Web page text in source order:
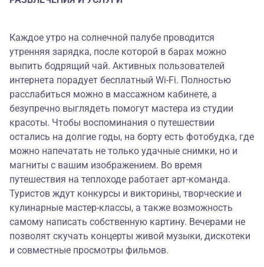
Каждое утро на солнечной палубе проводится
утренняя зарядка, после которой в барах можно
выпить бодрящий чай. Активных пользователей
интернета порадует бесплатный Wi-Fi. Полностью
расслабиться можно в массажном кабинете, а
безупречно выглядеть помогут мастера из студии
красоты. Чтобы воспоминания о путешествии
остались на долгие годы, на борту есть фотобудка, где
можно напечатать не только удачные снимки, но и
магниты с вашим изображением. Во время
путешествия на теплоходе работает арт-команда.
Туристов ждут конкурсы и викторины, творческие и
кулинарные мастер-классы, а также возможность
самому написать собственную картину. Вечерами не
позволят скучать концерты живой музыки, дискотеки
и совместные просмотры фильмов.